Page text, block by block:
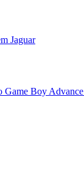
Jaguar
Game Boy Advance